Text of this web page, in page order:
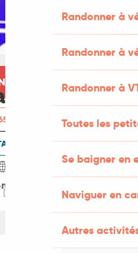
Randonner à
Randonner à
Randonner à
Toutes les
Se baigner en
Naviguer en
Autres
TERMINÉ
35 18
NOUS
beer.fr